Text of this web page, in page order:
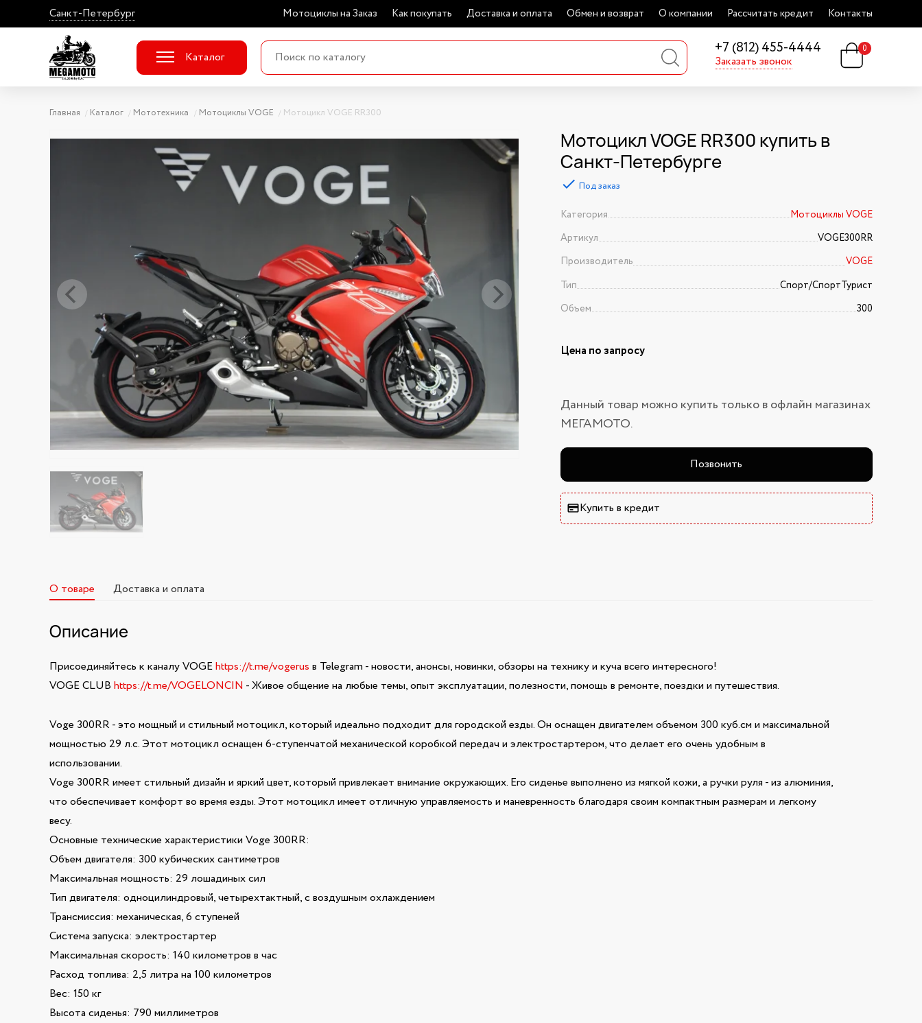
Санкт-Петербург Мотоциклы на Заказ Как покупать Доставка и оплата Обмен и возврат О компании Рассчитать кредит Контакты
+7 (812) 455-4444
Заказать звонок
Каталог
0
Главная Каталог Мототехника Мотоциклы VOGE Мотоцикл VOGE RR300
Мотоцикл VOGE RR300 купить в
Санкт-Петербурге
Под заказ
Категория
Мотоциклы VOGE
Артикул
VOGE300RR
Производитель
VOGE
Тип
Спорт/CпортТурист
Объем
300
Цена по запросу
Данный товар можно купить только в офлайн магазинах
МЕГАМОТО.
Позвонить
Купить в кредит
О товаре Доставка и оплата
Описание
Присоединяйтесь к каналу VOGEhttps://t.me/vogerus в Telegram - новости, анонсы, новинки, обзоры на технику и куча всего интересного!
VOGE CLUB https://t.me/VOGELONCIN - Живое общение на любые темы, опыт эксплуатации, полезности, помощь в ремонте, поездки и путешествия.
Voge 300RR - это мощный и стильный мотоцикл, который идеально подходит для городской езды. Он оснащен двигателем объемом 300 куб.см и максимальной
мощностью 29 л.с. Этот мотоцикл оснащен 6-ступенчатой механической коробкой передач и электростартером, что делает его очень удобным в
использовании.
Voge 300RR имеет стильный дизайн и яркий цвет, который привлекает внимание окружающих. Его сиденье выполнено из мягкой кожи, а ручки руля - из алюминия,
что обеспечивает комфорт во время езды. Этот мотоцикл имеет отличную управляемость и маневренность благодаря своим компактным размерам и легкому
весу.
Основные технические характеристики Voge 300RR:
Объем двигателя: 300 кубических сантиметров
Максимальная мощность: 29 лошадиных сил
Тип двигателя: одноцилиндровый, четырехтактный, с воздушным охлаждением
Трансмиссия: механическая, 6 ступеней
Система запуска: электростартер
Максимальная скорость: 140 километров в час
Расход топлива: 2,5 литра на 100 километров
Вес: 150 кг
Высота сиденья: 790 миллиметров